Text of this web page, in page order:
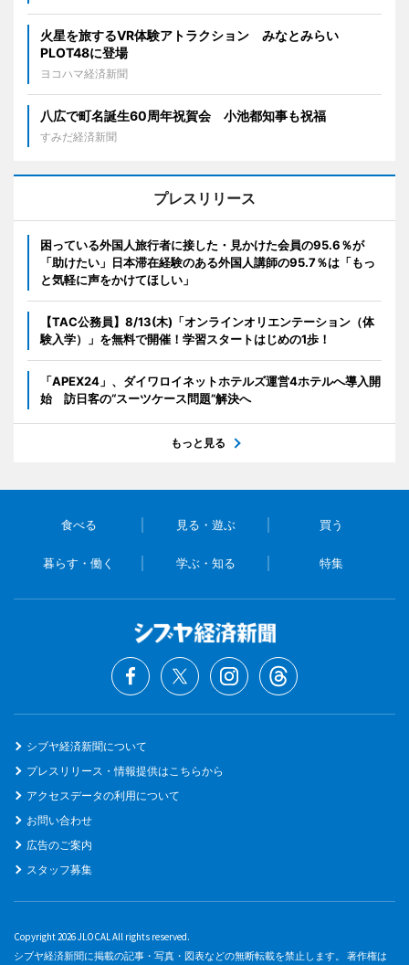
火星を旅するVR体験アトラクション みなとみらい
PLOT48に登場
ヨコハマ経済新聞
八広で町名誕生60周年祝賀会 小池都知事も祝福
すみだ経済新聞
プレスリリース
困っている外国人旅行者に接した・見かけた会員の95.6％が
「助けたい」日本滞在経験のある外国人講師の95.7％は「もっ
と気軽に声をかけてほしい」
【TAC公務員】8/13(木)「オンラインオリエンテーション（体
験入学）」を無料で開催！学習スタートはじめの1歩！
「APEX24」、ダイワロイネットホテルズ運営4ホテルへ導入開
始 訪日客の“スーツケース問題”解決へ
もっと見る
食べる 見る・遊ぶ 買う
暮らす・働く 学ぶ・知る 特集
シブヤ経済新聞について
プレスリリース・情報提供はこちらから
アクセスデータの利用について
お問い合わせ
広告のご案内
スタッフ募集
Copyright 2026 JLOCAL All rights reserved.
シブヤ経済新聞に掲載の記事・写真・図表などの無断転載を禁止します。 著作権は